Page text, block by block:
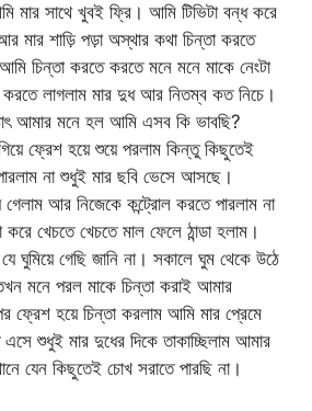
মার সাথে খুবই ফ্রি। আমি টিভিটা বন্ধ করে
মার শাড়ি পড়া অস্থার কথা চিন্তা করতে
চিন্তা করতে করতে মনে মনে মাকে নেংটা
লাগলাম মার দুধ আর নিতম্ব কত নিচে।
আমার মনে হল আমি এসব কি ভাবছি?
ফ্রেশ হয়ে শুয়ে পরলাম কিন্তু কিছুতেই
না শুধুই মার ছবি ভেসে আসছে।
আর নিজেকে কন্ট্রোল করতে পারলাম না
করে খেচতে খেচতে মাল ফেলে ঠান্ডা হলাম।
ঘুমিয়ে গেছি জানি না। সকালে ঘুম থেকে উঠে
মনে পরল মাকে চিন্তা করাই আমার
ফ্রেশ হয়ে চিন্তা করলাম আমি মার প্রেমে
শুধুই মার দুধের দিকে তাকাচ্ছিলাম আমার
যেন কিছুতেই চোখ সরাতে পারছি না।